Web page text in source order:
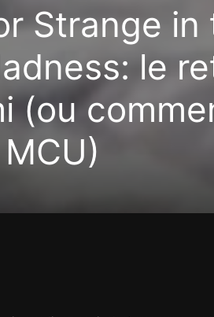
Strange in
le
(ou